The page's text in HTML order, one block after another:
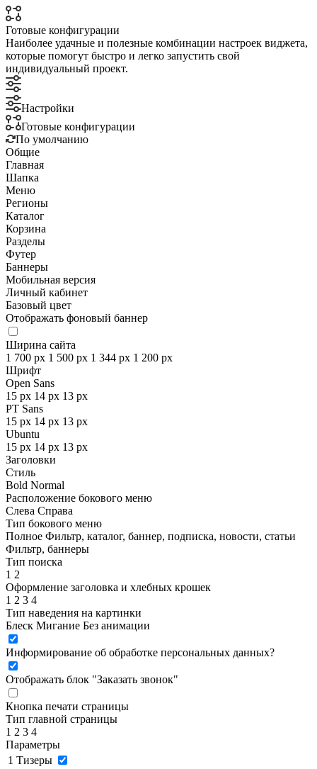
Готовые конфигурации
Наиболее удачные и полезные комбинации настроек виджета,
которые помогут быстро и легко запустить свой
индивидуальный проект.
Настройки
Готовые конфигурации
По умолчанию
Общие
Главная
Шапка
Меню
Регионы
Каталог
Корзина
Разделы
Футер
Баннеры
Мобильная версия
Личный кабинет
Базовый цвет
Отображать фоновый баннер
Ширина сайта
1 700 px 1 500 px 1 344 px 1 200 px
Шрифт
Open Sans
15 px 14 px 13 px
PT Sans
15 px 14 px 13 px
Ubuntu
15 px 14 px 13 px
Заголовки
Стиль
Bold Normal
Расположение бокового меню
Слева Справа
Тип бокового меню
Полное Фильтр, каталог, баннер, подписка, новости, статьи
Фильтр, баннеры
Тип поиска
1 2
Оформление заголовка и хлебных крошек
1 2 3 4
Тип наведения на картинки
Блеск Мигание Без анимации
Информирование об обработке персональных данных?
Отображать блок "Заказать звонок"
Кнопка печати страницы
Тип главной страницы
1 2 3 4
Параметры
1 Тизеры